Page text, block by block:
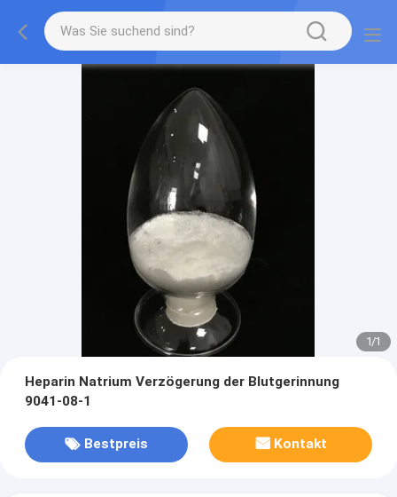
1/1
Heparin Natrium Verzögerung der Blutgerinnung
9041-08-1
Bestpreis Kontakt